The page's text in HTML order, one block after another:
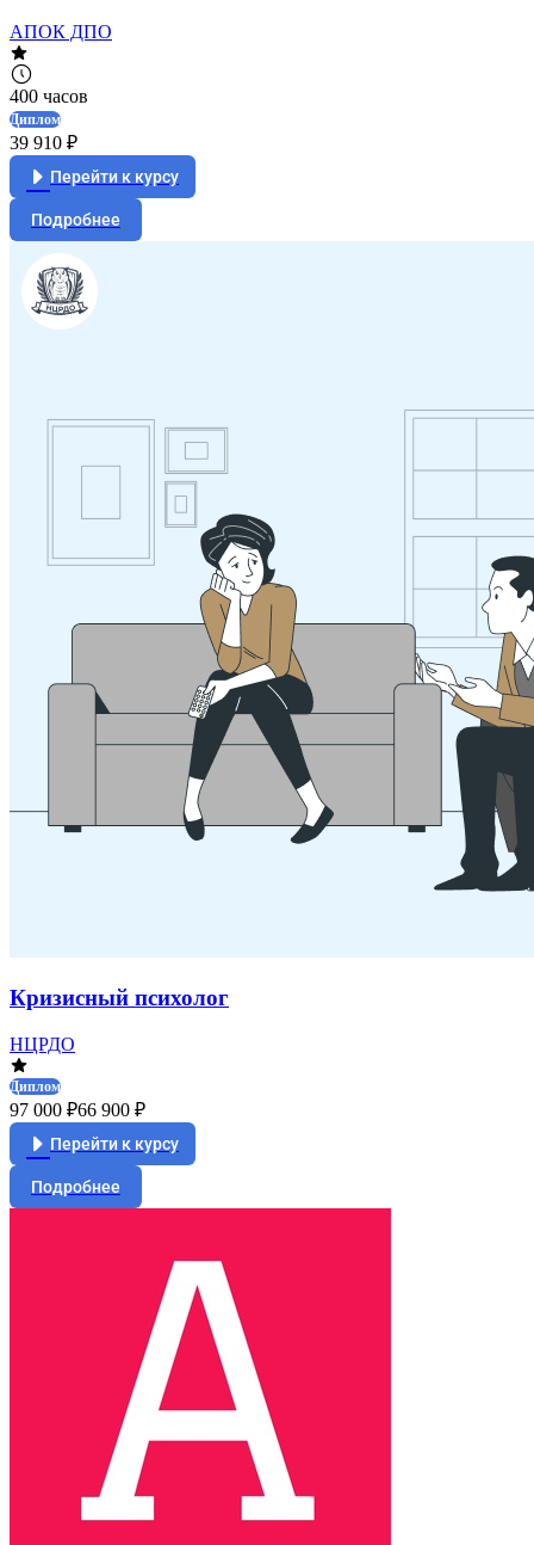
АПОК ДПО
400 часов
Диплом
39 910 ₽
Перейти к курсу
Подробнее
Кризисный психолог
НЦРДО
Диплом
97 000 ₽66 900 ₽
Перейти к курсу
Подробнее